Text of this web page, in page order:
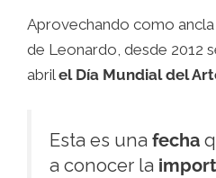
Aprovechando como
de Leonardo, desde 2012
abril el Día Mundial del
Esta es una fecha
a conocer la